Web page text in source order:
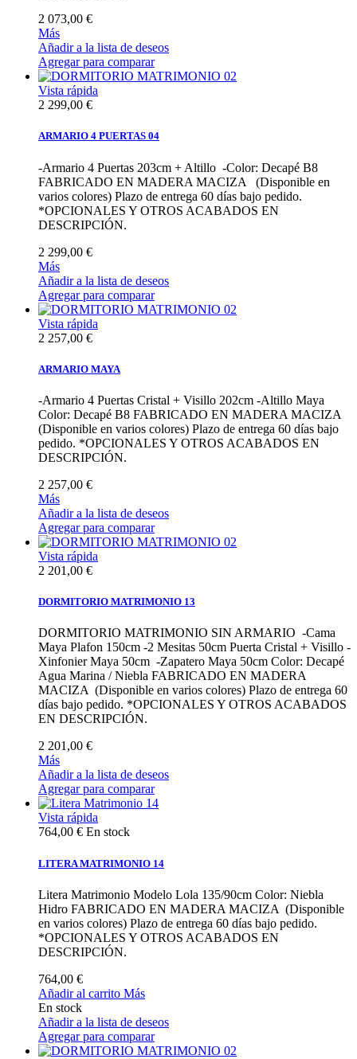
2 073,00 €
Más
Añadir a la lista de deseos
Agregar para comparar
Vista rápida
2 299,00 €
ARMARIO 4 PUERTAS 04
-Armario 4 Puertas 203cm + Altillo -Color: Decapé B8
FABRICADO EN MADERA MACIZA (Disponible en
varios colores) Plazo de entrega 60 días bajo pedido.
*OPCIONALES Y OTROS ACABADOS EN
DESCRIPCIÓN.
2 299,00 €
Más
Añadir a la lista de deseos
Agregar para comparar
Vista rápida
2 257,00 €
ARMARIO MAYA
-Armario 4 Puertas Cristal + Visillo 202cm -Altillo Maya
Color: Decapé B8 FABRICADO EN MADERA MACIZA
(Disponible en varios colores) Plazo de entrega 60 días bajo
pedido. *OPCIONALES Y OTROS ACABADOS EN
DESCRIPCIÓN.
2 257,00 €
Más
Añadir a la lista de deseos
Agregar para comparar
Vista rápida
2 201,00 €
DORMITORIO MATRIMONIO 13
DORMITORIO MATRIMONIO SIN ARMARIO -Cama
Maya Plafon 150cm -2 Mesitas 50cm Puerta Cristal + Visillo -
Xinfonier Maya 50cm -Zapatero Maya 50cm Color: Decapé
Agua Marina / Niebla FABRICADO EN MADERA
MACIZA (Disponible en varios colores) Plazo de entrega 60
días bajo pedido. *OPCIONALES Y OTROS ACABADOS
EN DESCRIPCIÓN.
2 201,00 €
Más
Añadir a la lista de deseos
Agregar para comparar
Vista rápida
764,00 € En stock
LITERA MATRIMONIO 14
Litera Matrimonio Modelo Lola 135/90cm Color: Niebla
Hidro FABRICADO EN MADERA MACIZA (Disponible
en varios colores) Plazo de entrega 60 días bajo pedido.
*OPCIONALES Y OTROS ACABADOS EN
DESCRIPCIÓN.
764,00 €
Añadir al carrito Más
En stock
Añadir a la lista de deseos
Agregar para comparar